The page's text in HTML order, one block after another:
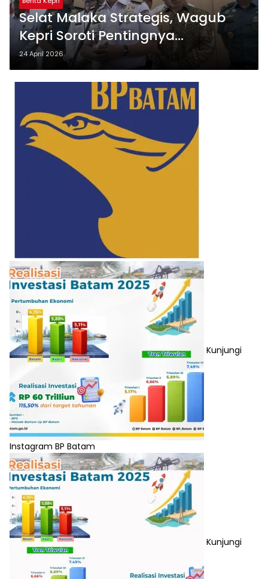
Selat Malaka Strategis, Wagub
Kepri Soroti Pentingnya
Keamanan Maritim di Hadapan
Bakamla RI
24 April 2026
Kunjungi
Instagram BP Batam
Kunjungi